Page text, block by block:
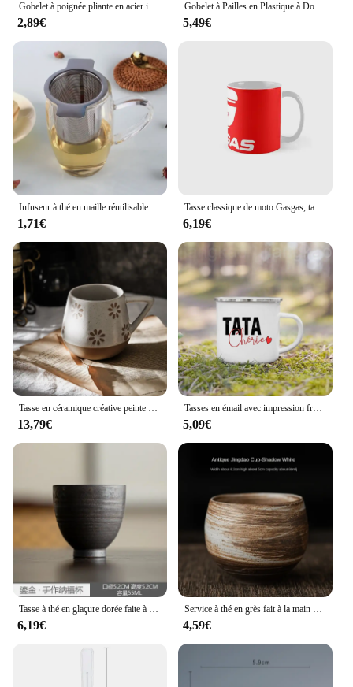
Gobelet à poignée pliante en acier inoxydable, 1 pièce, mousqueton Portable, gobelets de Camping en plein air pour la maison, accessoires de Camping en plein air
2,89€
Gobelet à Pailles en Plastique à Double Paroi pour ix, Bouteille de Jus de Fruits, Vide, Standard, Cadeau de Festival, 1 Pièce
5,49€
Infuseur à thé en maille réutilisable en acier inoxydable, filtre à cuir chevelu, pièces de tasse de tamis, 1 pièce
1,71€
Tasse classique de moto Gasgas, tasse à thé, photo imprimée, image d'image, cadeaux simples, poignée ronde, verres à café
6,19€
Tasse en céramique créative peinte à la main, tasse à café rétro faite à la main, grande capacité, tasse à thé au lait, cadeau unique de tasses de petit-déjeuner de verres
13,79€
Tasses en émail avec impression française My Darling Aunt, tasse à café, boissons, thé, lait, standardisation, camping, meilleur anniversaire, cadeau de vacances pour tante, TMi
5,09€
Tasse à thé en glaçure dorée faite à la main, coquille d'oeuf chinoise, tasse du maître, service à thé exécutif, standard du thé Kung Fu japonais, céramique
6,19€
Service à thé en grès fait à la main de style japonais, tasse à thé Kung Fu, petite tasse simple, style prairie, bol à route silencieuse, 1 pièce
4,59€